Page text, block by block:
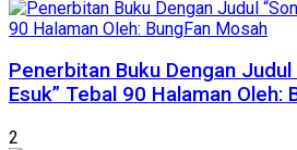
Penerbitan Buku Dengan
Esuk” Tebal 90 Halaman Oleh:
2